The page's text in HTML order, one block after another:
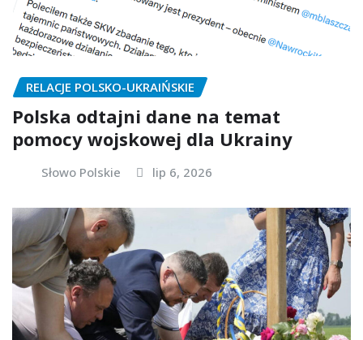
RELACJE POLSKO-UKRAIŃSKIE
Polska odtajni dane na temat
pomocy wojskowej dla Ukrainy
Słowo Polskie lip 6, 2026